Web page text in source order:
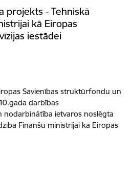
projekts - Tehniskā
kā Eiropas
iestādei
Savienības struktūrfondu un
darbības
nodarbinātība ietvaros noslēgta
Finanšu ministrijai kā Eiropas